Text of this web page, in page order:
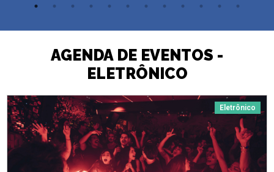
AGENDA DE EVENTOS -
ELETRÔNICO
Eletrônico